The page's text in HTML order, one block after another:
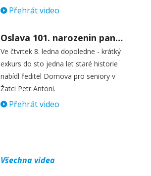
Přehrát video
Oslava 101. narozenin paní Věry Skořepové
Ve čtvrtek 8. ledna dopoledne - krátký
exkurs do sto jedna let staré historie
nabídl ředitel Domova pro seniory v
Žatci Petr Antoni.
Přehrát video
Všechna videa